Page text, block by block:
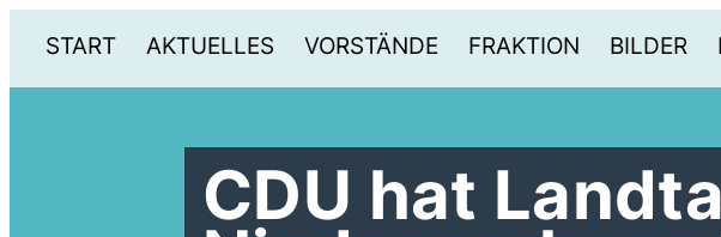
START AKTUELLES VORSTÄNDE FRAKTION BILDER
CDU hat